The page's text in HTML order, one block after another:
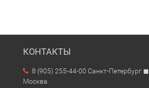
КОНТАКТЫ
8 (905) 255-44-00 Санкт-Петербург ◼
Москва